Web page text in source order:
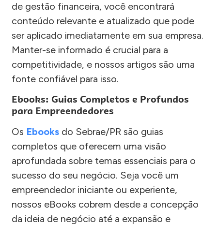
de gestão financeira, você encontrará
conteúdo relevante e atualizado que pode
ser aplicado imediatamente em sua empresa.
Manter-se informado é crucial para a
competitividade, e nossos artigos são uma
fonte confiável para isso.
Ebooks: Guias Completos e Profundos
para Empreendedores
Os Ebooks do Sebrae/PR são guias
completos que oferecem uma visão
aprofundada sobre temas essenciais para o
sucesso do seu negócio. Seja você um
empreendedor iniciante ou experiente,
nossos eBooks cobrem desde a concepção
da ideia de negócio até a expansão e